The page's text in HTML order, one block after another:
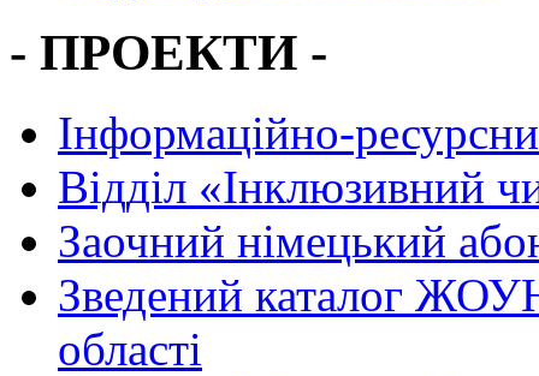
- ПРОЕКТИ -
Інформаційно-
Вiддiл «Інклюзивний
Заочний німецький
Зведений каталог
області